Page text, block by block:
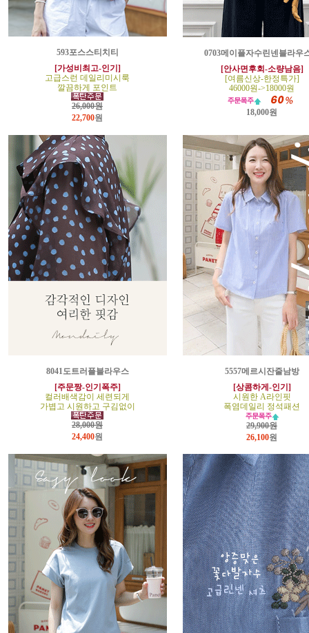
593포스스티치티
[가성비최고-인기]
고급스런 데일리미시룩
깔끔하게 포인트
26,000원
22,700원
0703메이플자수린넨블라우
[안사면후회-소량남음]
[여름신상-한정특가]
46000원->18000원
18,000원
8041도트러플블라우스
[주문짱-인기폭주]
컬러배색감이 세련되게
가볍고 시원하고 구김없이
28,000원
24,400원
5557메르시잔줄남방
[상콤하게-인기]
시원한 A라인핏
폭염데일리 정석패션
29,900원
26,100원